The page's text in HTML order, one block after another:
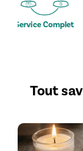
pour vous
Toulouse,
Tout